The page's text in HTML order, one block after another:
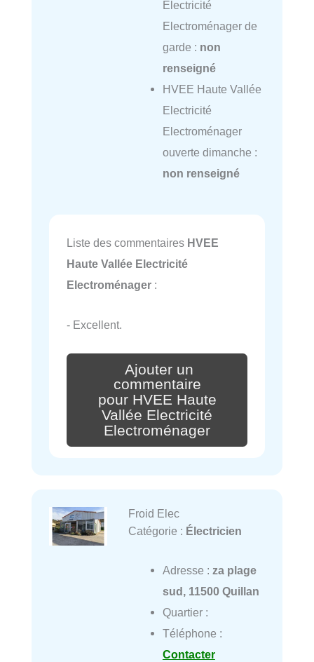
Electricité
Electroménager de
garde : non
renseigné
HVEE Haute Vallée
Electricité
Electroménager
ouverte dimanche :
non renseigné
Liste des commentaires HVEE
Haute Vallée Electricité
Electroménager :
- Excellent.
Ajouter un
commentaire
pour HVEE Haute
Vallée Electricité
Electroménager
Froid Elec
Catégorie : Électricien
Adresse : za plage
sud, 11500 Quillan
Quartier :
Téléphone :
Contacter